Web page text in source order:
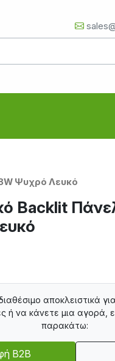
Ψυχρό Λευκό
Backlit
αποκλειστικά
ή να κάνετε μια αγορά,
παρακάτω:
B2B